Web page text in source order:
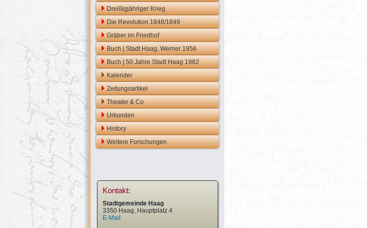
Dreißigjähriger Krieg
Die Revolution 1848/1849
Gräber im Friedhof
Buch | Stadt Haag, Werner 1956
Buch | 50 Jahre Stadt Haag 1982
Kalender
Zeitungsartikel
Theater & Co
Urkunden
History
Weitere Forschungen
Kontakt:
Stadtgemeinde Haag
3350 Haag, Hauptplatz 4
E-Mail